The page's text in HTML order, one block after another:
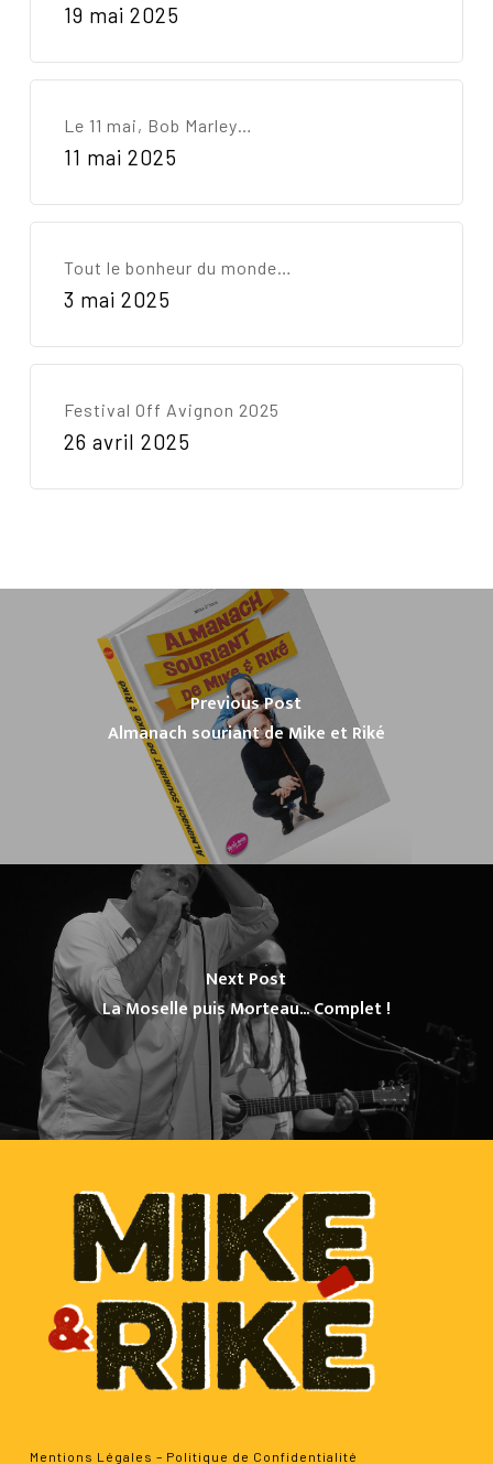
19 mai 2025
Le 11 mai, Bob Marley…
11 mai 2025
Tout le bonheur du monde…
3 mai 2025
Festival Off Avignon 2025
26 avril 2025
Previous Post
Almanach souriant de Mike et Riké
Next Post
La Moselle puis Morteau... Complet !
Mentions Légales – Politique de Confidentialité